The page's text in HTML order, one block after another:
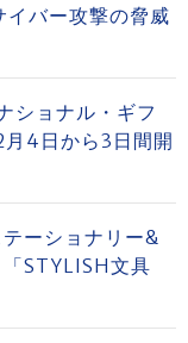
バー攻撃の脅威
ショナル・ギフ
4日から3日間開
ーショナリー&
STYLISH文具